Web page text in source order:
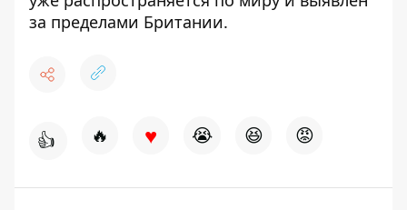
за пределами Британии.
👍 🔥 ♥ 😭 😆 😡